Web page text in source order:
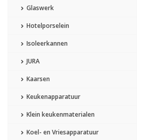
Glaswerk
Hotelporselein
Isoleerkannen
JURA
Kaarsen
Keukenapparatuur
Klein keukenmaterialen
Koel- en Vriesapparatuur